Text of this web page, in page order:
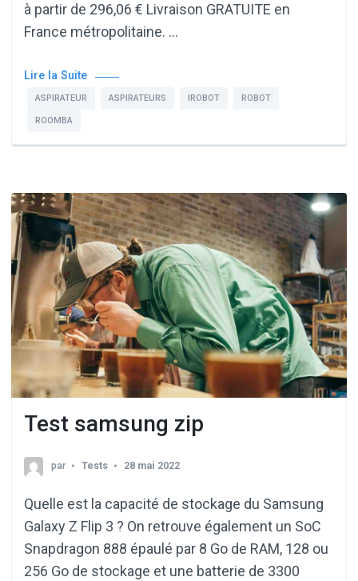
à partir de 296,06 € Livraison GRATUITE en
France métropolitaine. …
Lire la Suite
ASPIRATEUR ASPIRATEURS IROBOT ROBOT
ROOMBA
Test samsung zip
par Tests 28 mai 2022
Quelle est la capacité de stockage du Samsung
Galaxy Z Flip 3 ? On retrouve également un SoC
Snapdragon 888 épaulé par 8 Go de RAM, 128 ou
256 Go de stockage et une batterie de 3300